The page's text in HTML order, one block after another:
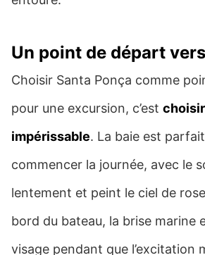
Un point de départ
Choisir Santa Ponça comme
pour une excursion, c’est
impérissable. La baie est
commencer la journée, avec le
lentement et peint le ciel de
bord du bateau, la brise marine
visage pendant que l’excitation